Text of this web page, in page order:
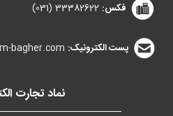
فکس: 33382622 (031)
پست الکترونیک: bagher.com
نماد تجارت